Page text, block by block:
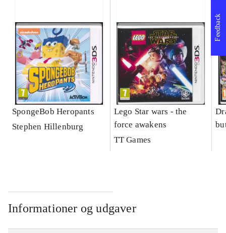
SpongeBob Heropants
Stephen Hillenburg
Lego Star wars - the
force awakens
TT Games
Informationer og udgaver
Feedback